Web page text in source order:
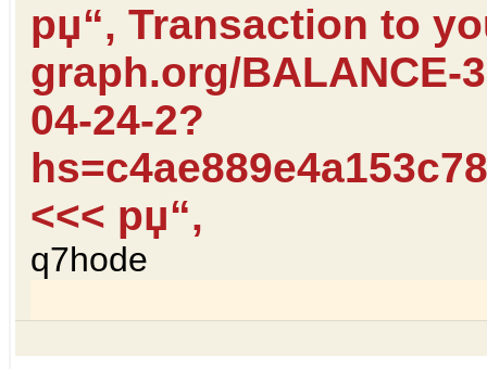
рџ“‚ Transaction to
graph.org/BALANCE-
04-24-2?
<<< рџ“‚
q7hode